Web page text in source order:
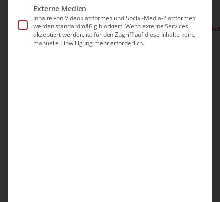
Mi.
9
9:00-16:00
Praktische Heimaufnahme und Belegung für durchführende
334,00€
Externe Medien
Inhalte von Videoplattformen und Social-Media-Plattformen
werden standardmäßig blockiert. Wenn externe Services
akzeptiert werden, ist für den Zugriff auf diese Inhalte keine
manuelle Einwilligung mehr erforderlich.